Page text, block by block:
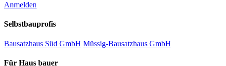
Anmelden
Selbstbauprofis
Bausatzhaus Süd GmbH Müssig-Bausatzhaus GmbH
Für Haus bauer